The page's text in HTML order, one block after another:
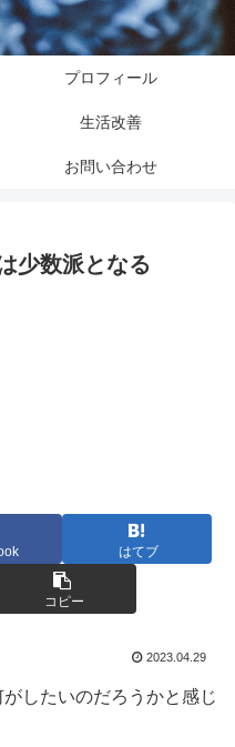
プロフィール
生活改善
お問い合わせ
少数派となる
はてブ
コピー
2023.04.29
したいのだろうかと感じ